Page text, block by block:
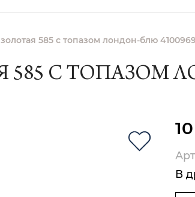
585 с топазом лондон-блю
С ТОПАЗОМ
В